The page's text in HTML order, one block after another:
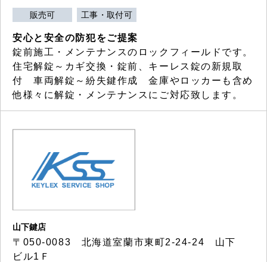
販売可 工事・取付可
安心と安全の防犯をご提案
錠前施工・メンテナンスのロックフィールドです。
住宅解錠～カギ交換・錠前、キーレス錠の新規取
付 車両解錠～紛失鍵作成 金庫やロッカーも含め
他様々に解錠・メンテナンスにご対応致します。
山下鍵店
〒050-0083 北海道室蘭市東町2-24-24 山下
ビル1Ｆ